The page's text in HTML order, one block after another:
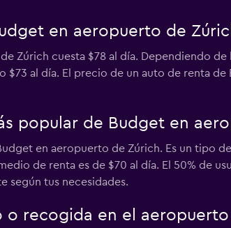
en aeropuerto de
Zúrich cuesta $78 al día. Dependiendo
$73 al día. El precio de un auto de renta
popular de Budget en
en aeropuerto de Zúrich. Es un tipo
de renta es de $70 al día. El 50% de
según tus necesidades.
o recogida en el